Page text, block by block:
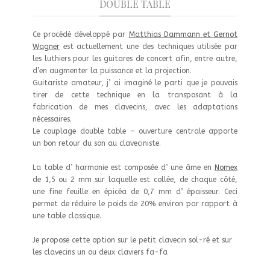
DOUBLE TABLE
Ce procédé développé par Matthias Dammann et Gernot
Wagner est actuellement une des techniques utilisée par
les luthiers pour les guitares de concert afin, entre autre,
d’en augmenter la puissance et la projection.
Guitariste amateur, j’ ai imaginé le parti que je pouvais
tirer de cette technique en la transposant à la
fabrication de mes clavecins, avec les adaptations
nécessaires.
Le couplage double table – ouverture centrale apporte
un bon retour du son au claveciniste.
La table d’ harmonie est composée d’ une âme en Nomex
de 1,5 ou 2 mm sur laquelle est collée, de chaque côté,
une fine feuille en épicéa de 0,7 mm d’ épaisseur. Ceci
permet de réduire le poids de 20% environ par rapport à
une table classique.
Je propose cette option sur le petit clavecin sol-ré et sur
les clavecins un ou deux claviers fa-fa